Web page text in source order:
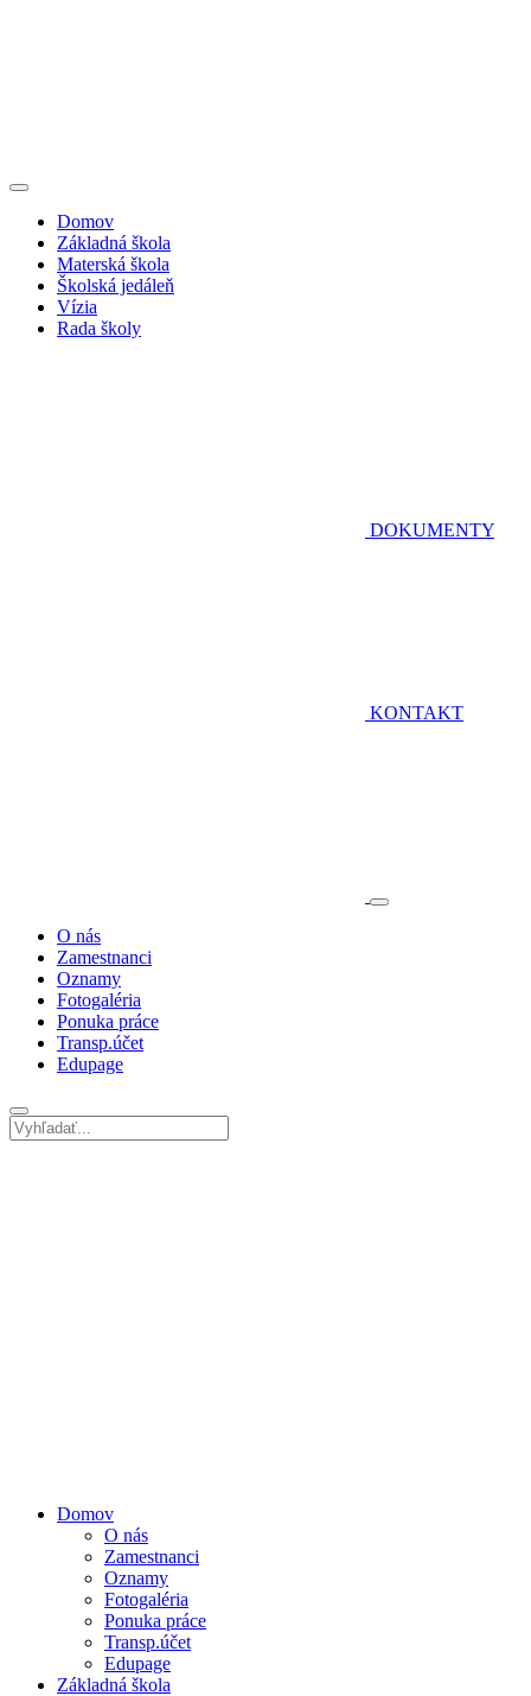
Domov
Základná škola
Materská škola
Školská jedáleň
Vízia
Rada školy
DOKUMENTY
KONTAKT
O nás
Zamestnanci
Oznamy
Fotogaléria
Ponuka práce
Transp.účet
Edupage
Domov
O nás
Zamestnanci
Oznamy
Fotogaléria
Ponuka práce
Transp.účet
Edupage
Základná škola